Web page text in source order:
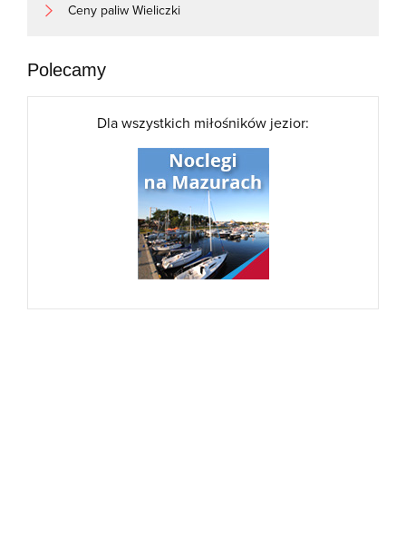
Ceny paliw Wieliczki
Polecamy
Dla wszystkich miłośników jezior: